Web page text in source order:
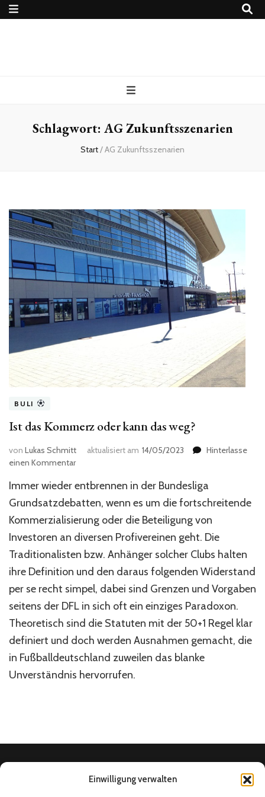
Einwilligung verwalten
Fußballblog
Schlagwort: AG Zukunftsszenarien
Start/AG Zukunftsszenarien
BULI
Ist das Kommerz oder kann das weg?
von Lukas Schmitt aktualisiert am 14/05/2023
Hinterlasse
einen Kommentarzu
das
Kommerz
kann
das
weg?
Immer wieder entbrennen in der Bundesliga
Grundsatzdebatten, wenn es um die fortschreitende
Kommerzialisierung oder die Beteiligung von
Investoren an diversen Profivereinen geht. Die
Traditionalisten bzw. Anhänger solcher Clubs halten
ihre Definition und den daraus folgenden Widerstand
per se recht simpel, dabei sind Grenzen und Vorgaben
seitens der DFL in sich oft ein einziges Paradoxon.
Theoretisch sind die Statuten mit der 50+1 Regel klar
definiert und doch werden Ausnahmen gemacht, die
in Fußballdeutschland zuweilen das blanke
Unverständnis hervorrufen.